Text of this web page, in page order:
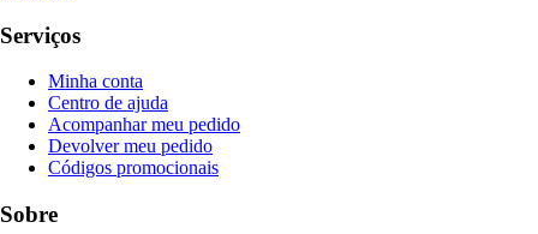
Serviços
Minha conta
Centro de ajuda
Acompanhar meu pedido
Devolver meu pedido
Códigos promocionais
Sobre